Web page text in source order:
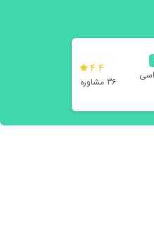
4.4
36 مشاوره